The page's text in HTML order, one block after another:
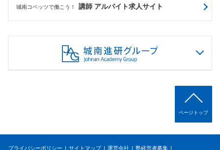
城南コベッツで働こう！ 講師 アルバイト求人サイト
ページトップ
プライバシーポリシー サイトマップ 運営会社 塾経営者募集